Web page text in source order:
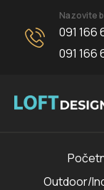
Nazovite
091 166
091 166
Outdoor/